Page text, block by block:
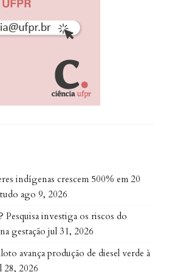
2018 no Paraná. O modelo
espaciais a fim de viabilizar a
com grandes centros
no território brasileiro.
considerou que a
nos estudos, que
realidades regionais dinâmicas e
das terras indígenas, essa
particularmente complexa,
demonstra abertura a
e outra situação, logo nos
de transição brusca”, com o
indígenas crescem 500% em 20
ago 9, 2026
Pesquisa investiga os riscos do
gestação jul 31, 2026
avança produção de diesel verde à
28, 2026